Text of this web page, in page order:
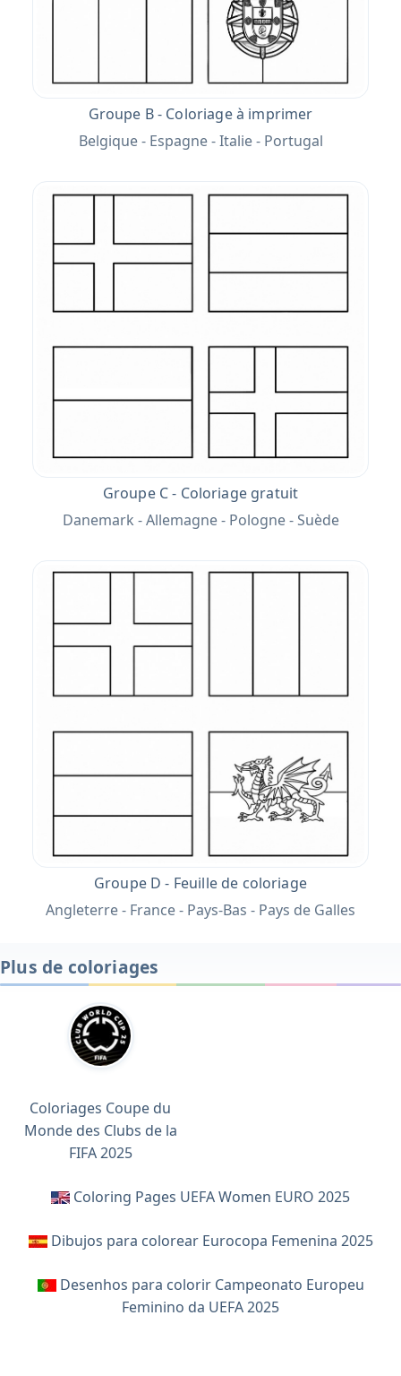
Groupe B - Coloriage à imprimer
Belgique - Espagne - Italie - Portugal
Groupe C - Coloriage gratuit
Danemark - Allemagne - Pologne - Suède
Groupe D - Feuille de coloriage
Angleterre - France - Pays-Bas - Pays de Galles
Plus de coloriages
Coloriages Coupe du
Monde des Clubs de la
FIFA 2025
Coloring Pages UEFA Women EURO 2025
Dibujos para colorear Eurocopa Femenina 2025
Desenhos para colorir Campeonato Europeu
Feminino da UEFA 2025